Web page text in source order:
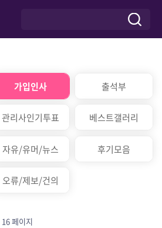
가입인사 출석부
관리사인기투표 베스트갤러리
자유/유머/뉴스 후기모음
오류/제보/건의
16 페이지